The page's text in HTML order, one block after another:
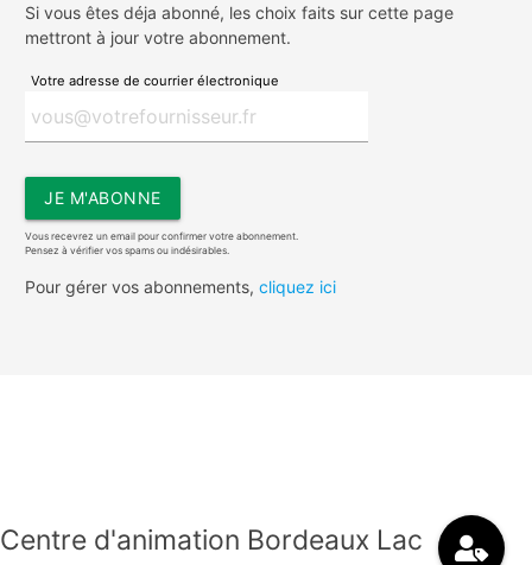
Si vous êtes déja abonné, les choix faits sur cette page
mettront à jour votre abonnement.
Votre adresse de courrier électronique
JE M'ABONNE
Vous recevrez un email pour confirmer votre abonnement.
Pensez à vérifier vos spams ou indésirables.
Pour gérer vos abonnements, cliquez ici
Centre d'animation Bordeaux Lac